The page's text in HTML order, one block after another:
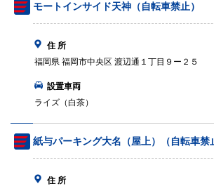
モートインサイド天神（自転車禁止）
住 所
福岡県 福岡市中央区 渡辺通１丁目９ー２５
設置車両
ライズ（白茶）
紙与パーキング大名（屋上）（自転車禁
住 所